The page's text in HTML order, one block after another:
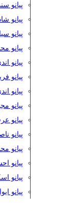
پیانو
پیانو
پیانو
پیانو
پیانو
پیانو
پیانو
پیانو
پیانو
پیانو
پیانو
پیانو
پیانو
پیانو